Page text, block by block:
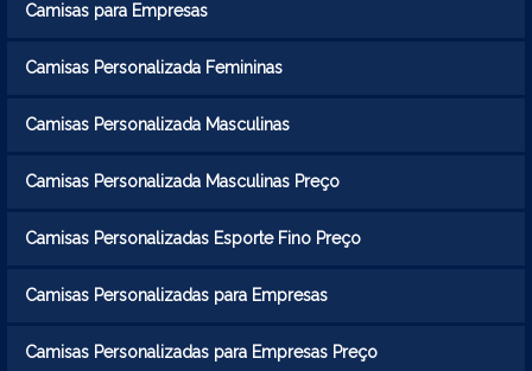
Camisas para Empresas
Camisas Personalizada Femininas
Camisas Personalizada Masculinas
Camisas Personalizada Masculinas Preço
Camisas Personalizadas Esporte Fino Preço
Camisas Personalizadas para Empresas
Camisas Personalizadas para Empresas Preço